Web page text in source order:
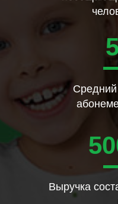
Выручка
«Это будущее для наших детей.
здорово, что есть такие
могут научиться азам и
более сложные вещи. Очень
на гребне новых технологий,
успешным. Сейчас особенно
технари и инженеры…»